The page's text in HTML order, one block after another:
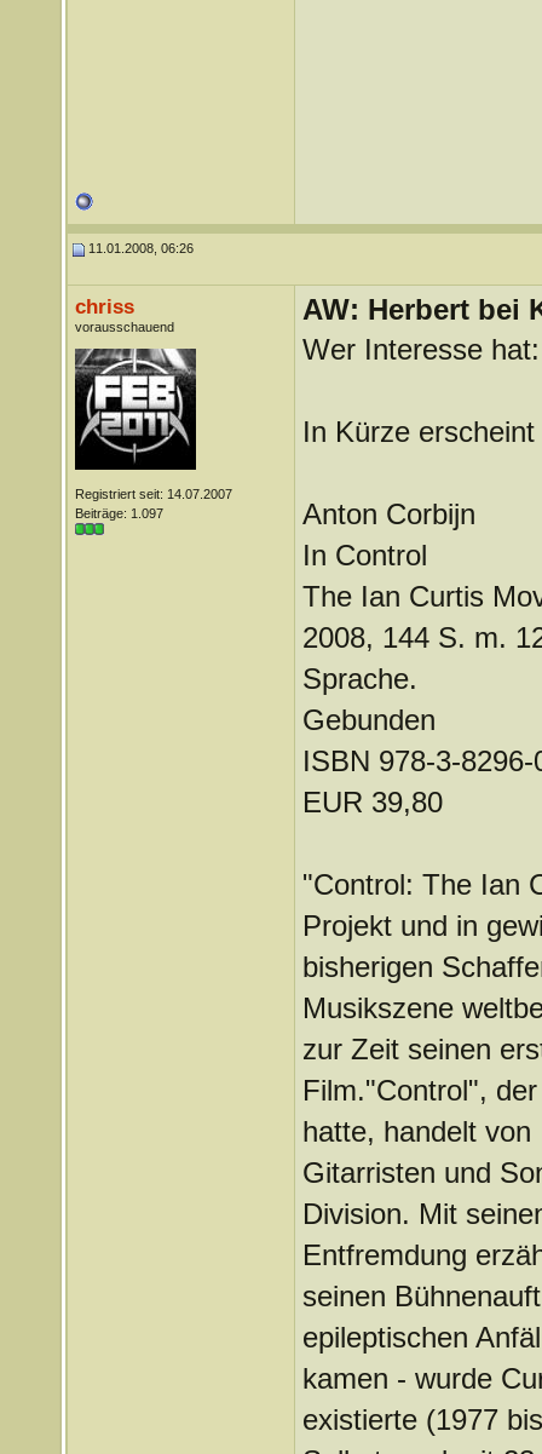
11.01.2008, 06:26
chriss
vorausschauend
Registriert seit: 14.07.2007
Beiträge: 1.097
AW: Herbert bei
Wer Interesse hat:
In Kürze
Anton Corbijn
In Control
The Ian Curtis
2008, 144 S. m.
Sprache.
Gebunden
ISBN 978-3-8296-
EUR 39,80
"Control: The Ian
Projekt und in
bisherigen
Musikszene
zur Zeit seinen
Film."Control",
hatte, handelt
Gitarristen und
Division. Mit
Entfremdung
seinen
epileptischen
kamen - wurde
existierte (1977